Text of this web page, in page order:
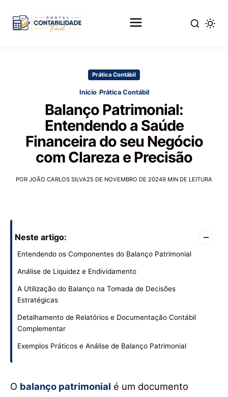
Prática Contábil
Início›Prática Contábil
Balanço Patrimonial:
Entendendo a Saúde
Financeira do seu Negócio
com Clareza e Precisão
POR JOÃO CARLOS SILVA25 DE NOVEMBRO DE 20249 MIN DE LEITURA
Neste artigo: –
Entendendo os Componentes do Balanço Patrimonial
Análise de Liquidez e Endividamento
A Utilização do Balanço na Tomada de Decisões
Estratégicas
Detalhamento de Relatórios e Documentação Contábil
Complementar
Exemplos Práticos e Análise de Balanço Patrimonial
O balanço patrimonial é um documento